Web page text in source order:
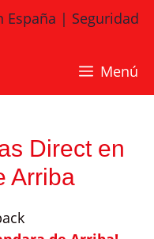
Menú
Direct en
Arriba